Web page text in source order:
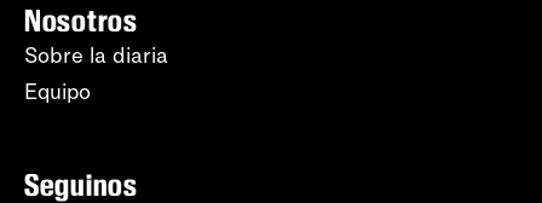
Nosotros
Sobre la diaria
Equipo
Seguinos